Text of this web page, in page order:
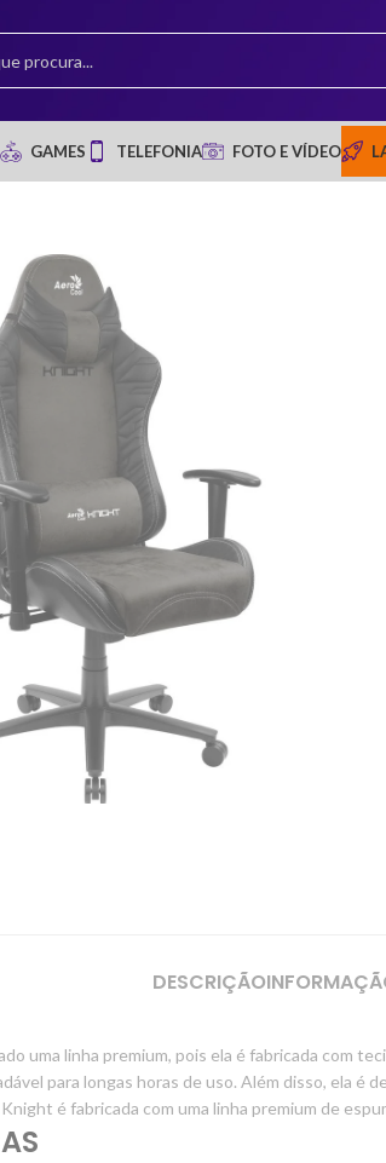
GAMES TELEFONIA FOTO E VÍDEO
DESCRIÇÃO
uma linha premium, pois ela é fabricada com
para longas horas de uso. Além disso, ela
é fabricada com uma linha premium de